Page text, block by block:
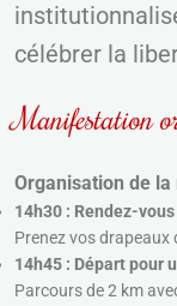
célébrer la
Manifestation
Organisation de
14h30 : Rendez-
Prenez vos drapeaux
14h45 : Départ pour
Parcours de 2 km